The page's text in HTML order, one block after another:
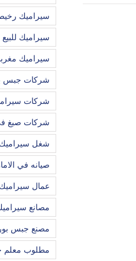
سيراميك
سيراميك
سيراميك
شركات جبس
شركات
شركات صبغ
شغل سيراميك
صيانه في
عمال
مصانع
مصنع جبس
مطلوب معلم